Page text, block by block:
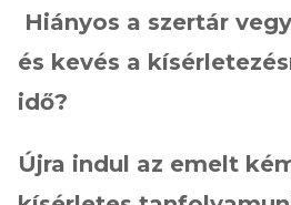
Hiányos a szertár
és kevés a
idő?
Újra indul az emelt